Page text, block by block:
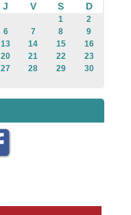
J V S D
1
2
6 7 8
9
13 14 15
16
20 21 22
23
27 28 29
30